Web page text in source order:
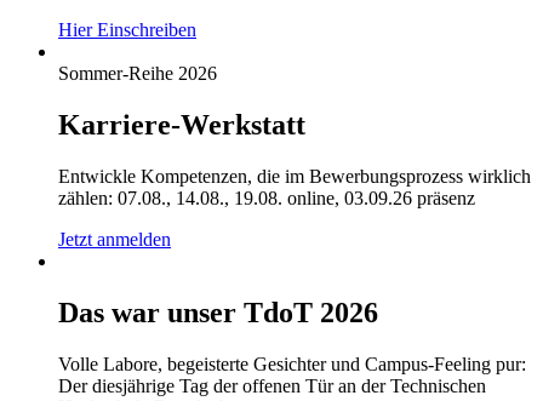
Hier Einschreiben
Sommer-Reihe 2026
Karriere-Werkstatt
Entwickle Kompetenzen, die im Bewerbungsprozess wirklich
zählen: 07.08., 14.08., 19.08. online, 03.09.26 präsenz
Jetzt anmelden
Das war unser TdoT 2026
Volle Labore, begeisterte Gesichter und Campus-Feeling pur:
Der diesjährige Tag der offenen Tür an der Technischen